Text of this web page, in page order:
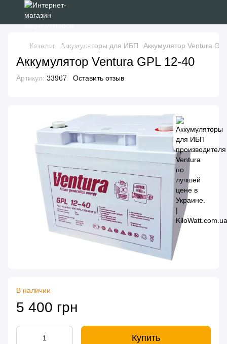
Каталог Аккумуляторы для ИБП Аккумулятор Ventura
Аккумулятор Ventura GPL 12-40
Артикул: 33967 Оставить отзыв
В наличии
5 400 грн
Купить